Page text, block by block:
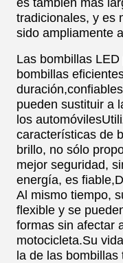
es también más
tradicionales, y es
sido ampliamente
Las bombillas
bombillas
pueden sustituir a
los
características de
brillo, no sólo
mejor seguridad,
energía, es
Al mismo tiempo,
flexible y se
formas sin afectar
motocicleta.Su
la de las